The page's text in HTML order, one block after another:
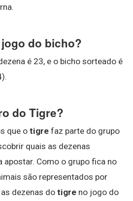
do bicho?
é 23, e o bicho sorteado é
do Tigre?
que o tigre faz parte do grupo
quais as dezenas
apostar. Como o grupo fica no
são representados por
dezenas do tigre no jogo do